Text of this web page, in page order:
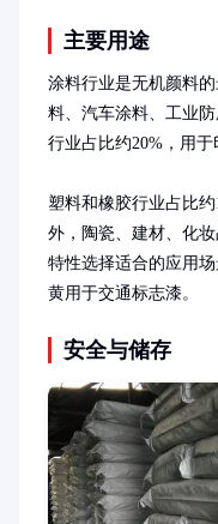
主要用途
涂料行业是无机颜料
料、汽车涂料、工业
行业占比约20%，用于
塑料和橡胶行业占比
外，陶瓷、建材、化
特性选择适合的应用
黄用于交通标志漆。
安全与储存